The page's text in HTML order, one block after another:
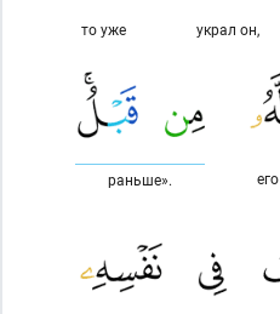
украл он,
то уже
его
раньше».